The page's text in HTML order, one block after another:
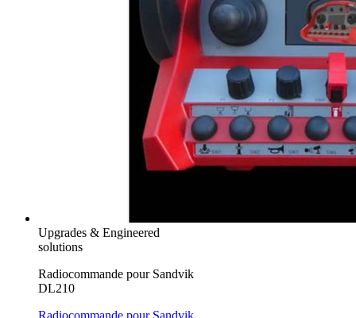
Upgrades & Engineered
solutions
Radiocommande pour Sandvik
DL210
Radiocommande pour Sandvik